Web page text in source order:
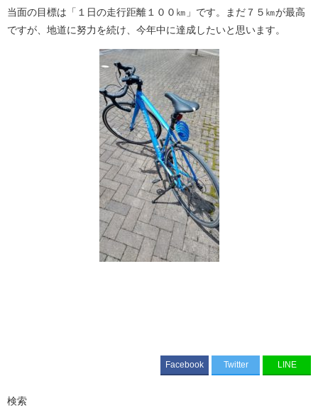
当面の目標は「１日の走行距離１００㎞」です。まだ７５㎞が最高
ですが、地道に努力を続け、今年中に達成したいと思います。
Facebook Twitter LINE
検索